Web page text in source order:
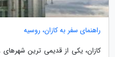
راهنمای سفر به کازان، روسیه
کازان، یکی از قدیمی ترین شهرهای